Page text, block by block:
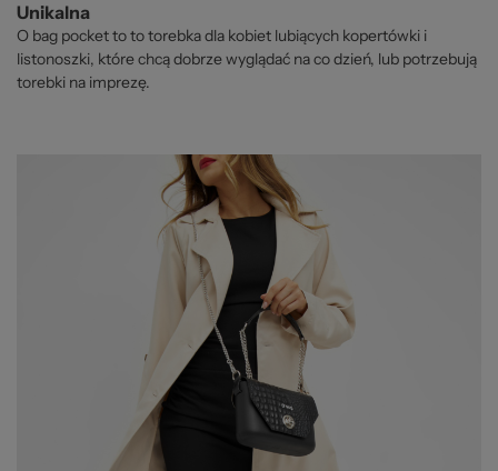
Unikalna
O bag pocket to to torebka dla kobiet lubiących kopertówki i
listonoszki, które chcą dobrze wyglądać na co dzień, lub potrzebują
torebki na imprezę.